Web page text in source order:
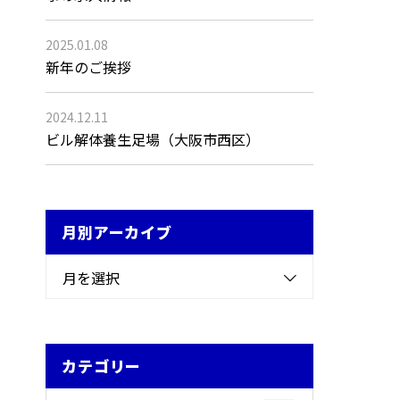
2025.01.08
新年のご挨拶
2024.12.11
ビル解体養生足場（大阪市西区）
月別アーカイブ
月を選択
カテゴリー